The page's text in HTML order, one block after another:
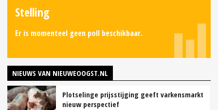
Stelling
Er is momenteel geen poll beschikbaar.
NIEUWS VAN NIEUWEOOGST.NL
Plotselinge prijsstijging geeft varkensmarkt
nieuw perspectief